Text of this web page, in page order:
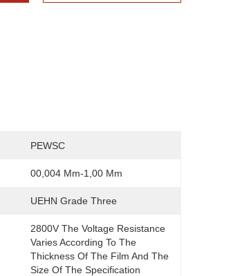
PEWSC
00,004 Mm-1,00 Mm
UEHN Grade Three
2800V The Voltage Resistance
Varies According To The
Thickness Of The Film And The
Size Of The Specification